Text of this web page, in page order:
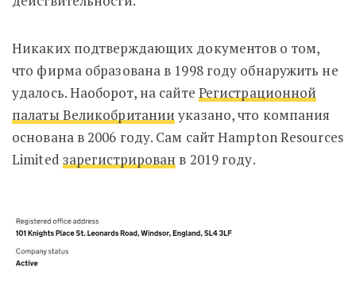
Никаких подтверждающих документов о том,
что фирма образована в 1998 году обнаружить не
удалось. Наоборот, на сайте Регистрационной
палаты Великобритании указано, что компания
основана в 2006 году. Сам сайт Hampton Resources
Limited зарегистрирован в 2019 году.